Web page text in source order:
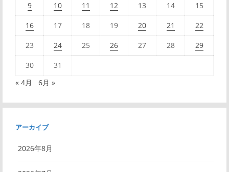
9 10 11 12 13 14 15
16 17 18 19 20 21 22
23 24 25 26 27 28 29
30
31
« 4月
6月 »
アーカイブ
2026年8月